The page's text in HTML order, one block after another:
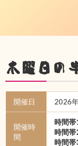
木曜日の
開催日 2026
開催時
間
時間帯
時間帯
時間帯